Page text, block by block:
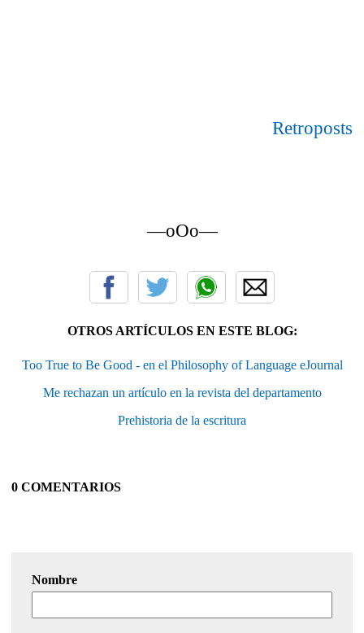
Retroposts
—oOo—
OTROS ARTÍCULOS EN ESTE BLOG:
Too True to Be Good - en el Philosophy of Language eJournal
Me rechazan un artículo en la revista del departamento
Prehistoria de la escritura
0 COMENTARIOS
Nombre